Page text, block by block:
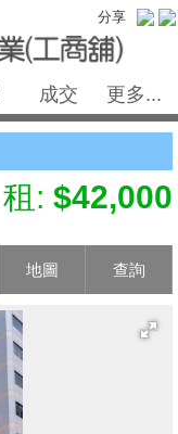
分享
成交 更多...
租: $42,000
地圖 查詢